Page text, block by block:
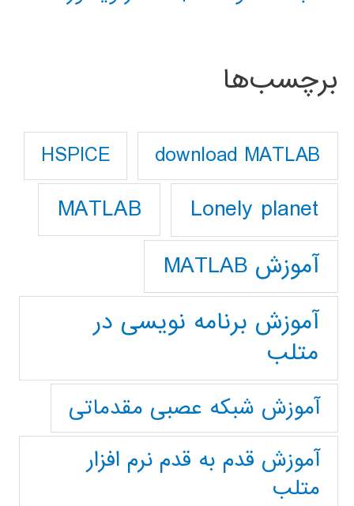
برچسب‌ها
download MATLAB
HSPICE
Lonely planet
MATLAB
آموزش MATLAB
آموزش برنامه نویسی در
متلب
آموزش شبکه عصبی مقدماتی
آموزش قدم به قدم نرم افزار
متلب